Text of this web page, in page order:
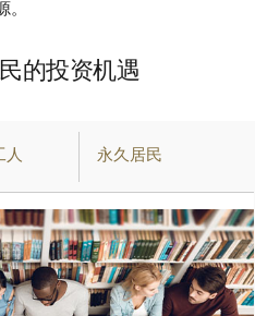
。
的投资机遇
人 永久居民